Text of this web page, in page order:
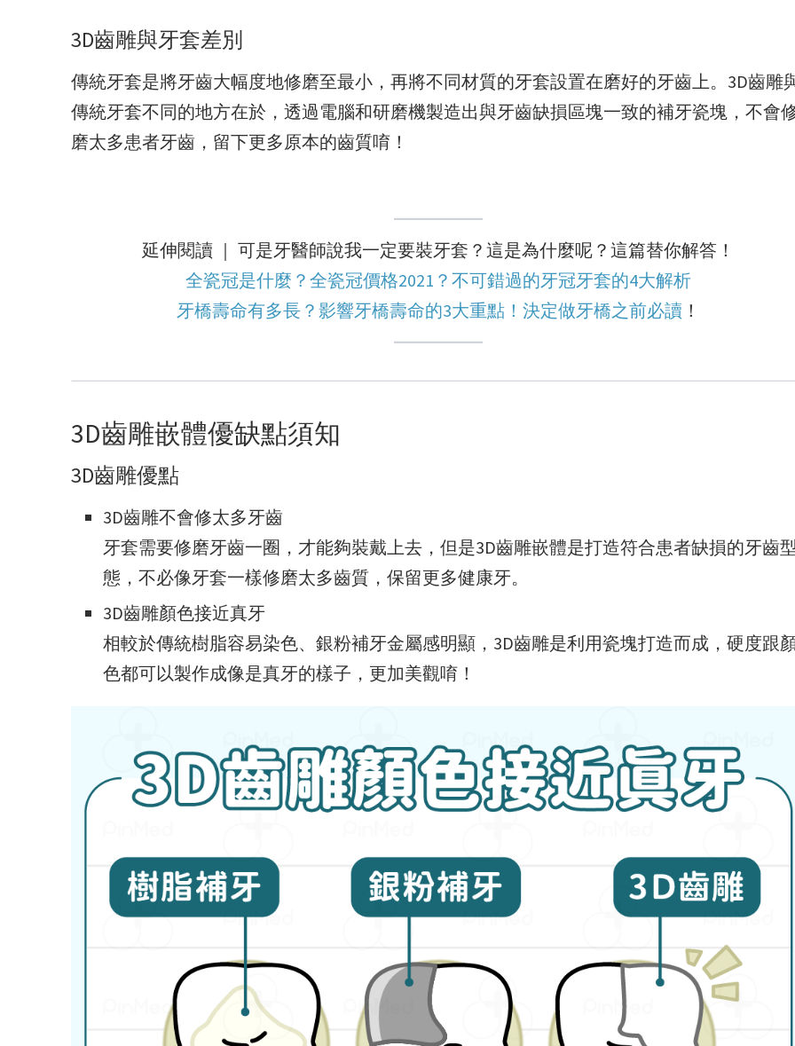
3D齒雕與牙套差別
傳統牙套是將牙齒大幅度地修磨至最小，再將不同材質的牙套設置在磨好的牙齒上。3D齒雕
傳統牙套不同的地方在於，透過電腦和研磨機製造出與牙齒缺損區塊一致的補牙瓷塊，不會
磨太多患者牙齒，留下更多原本的齒質唷！
延伸閱讀 ｜ 可是牙醫師說我一定要裝牙套？這是為什麼呢？這篇替你解答！
全瓷冠是什麼？全瓷冠價格2021？不可錯過的牙冠牙套的4大解析
牙橋壽命有多長？影響牙橋壽命的3大重點！決定做牙橋之前必讀 ！
3D齒雕嵌體優缺點須知
3D齒雕優點
3D齒雕不會修太多牙齒
牙套需要修磨牙齒一圈，才能夠裝戴上去，但是3D齒雕嵌體是打造符合患者缺損的牙齒
態，不必像牙套一樣修磨太多齒質，保留更多健康牙。
3D齒雕顏色接近真牙
相較於傳統樹脂容易染色、銀粉補牙金屬感明顯，3D齒雕是利用瓷塊打造而成，硬度跟
色都可以製作成像是真牙的樣子，更加美觀唷！